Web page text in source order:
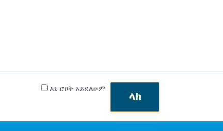
እኔ ሮቦት አይደለሁም
ላክ